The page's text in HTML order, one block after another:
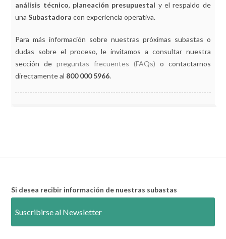
análisis técnico, planeación presupuestal y el respaldo de
unaSubastadora con experiencia operativa.
Para más información sobre nuestras próximas subastas o
dudas sobre el proceso, le invitamos a consultar nuestra
sección depreguntas frecuentes (FAQs) o contactarnos
directamente al 800 000 5966.
Si desea recibir información de nuestras subastas
Suscribirse al Newsletter